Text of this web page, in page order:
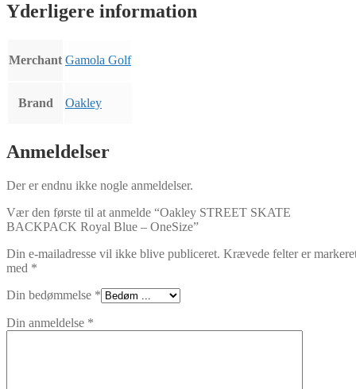
Yderligere information
Merchant Gamola Golf
Brand Oakley
Anmeldelser
Der er endnu ikke nogle anmeldelser.
Vær den første til at anmelde “Oakley STREET SKATE
BACKPACK Royal Blue – OneSize”
Din e-mailadresse vil ikke blive publiceret. Krævede felter er
med *
Din bedømmelse *
Din anmeldelse *